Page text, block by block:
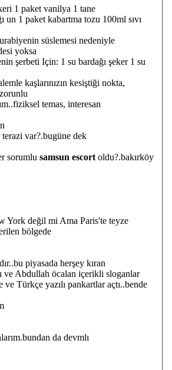
1 paket vanilya 1 tane
un 1 paket kabartma tozu 100ml sıvı
süslemesi nedeniyle
yoksa
şerbeti Için: 1 su bardağı şeker 1 su
kaşlarınızın kesiştiği nokta,
temas, interesan
terazi var?.bugüne dek
sorumlu samsun escortoldu?.bakırköy
York değil mi Ama Paris'te teyze
bölgede
piyasada herşey kıran
ve Abdullah öcalan içerikli sloganlar
ve Türkçe yazılı pankartlar açtı..bende
da devmlı